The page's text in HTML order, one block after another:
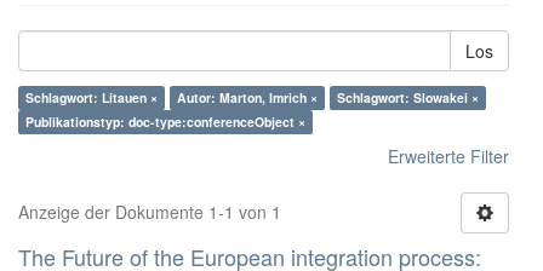
Los
Schlagwort: Litauen × Autor: Marton, Imrich ×
Schlagwort: Slowakei ×
Publikationstyp: doc-type:conferenceObject ×
Erweiterte Filter
Anzeige der Dokumente 1-1 von 1
The Future of the European integration process: